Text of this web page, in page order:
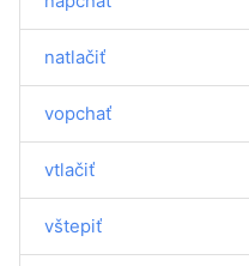
natlačiť
vopchať
vtlačiť
vštepiť